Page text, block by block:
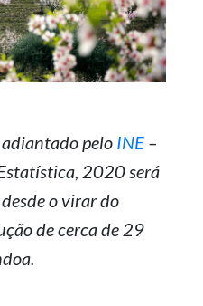
pelo INE –
2020 será
o virar do
de cerca de 29